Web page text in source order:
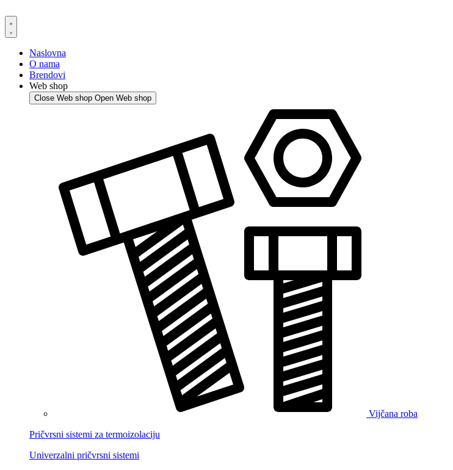
to
content
Naslovna
O nama
Brendovi
Web shop
Close Web shop Open Web shop
Vijčana roba
Pričvrsni sistemi za termoizolaciju
Univerzalni pričvrsni sistemi